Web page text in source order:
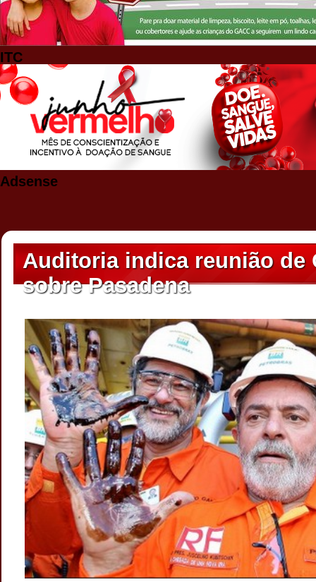
ITC
Adsense
Auditoria indica reunião de
sobre Pasadena